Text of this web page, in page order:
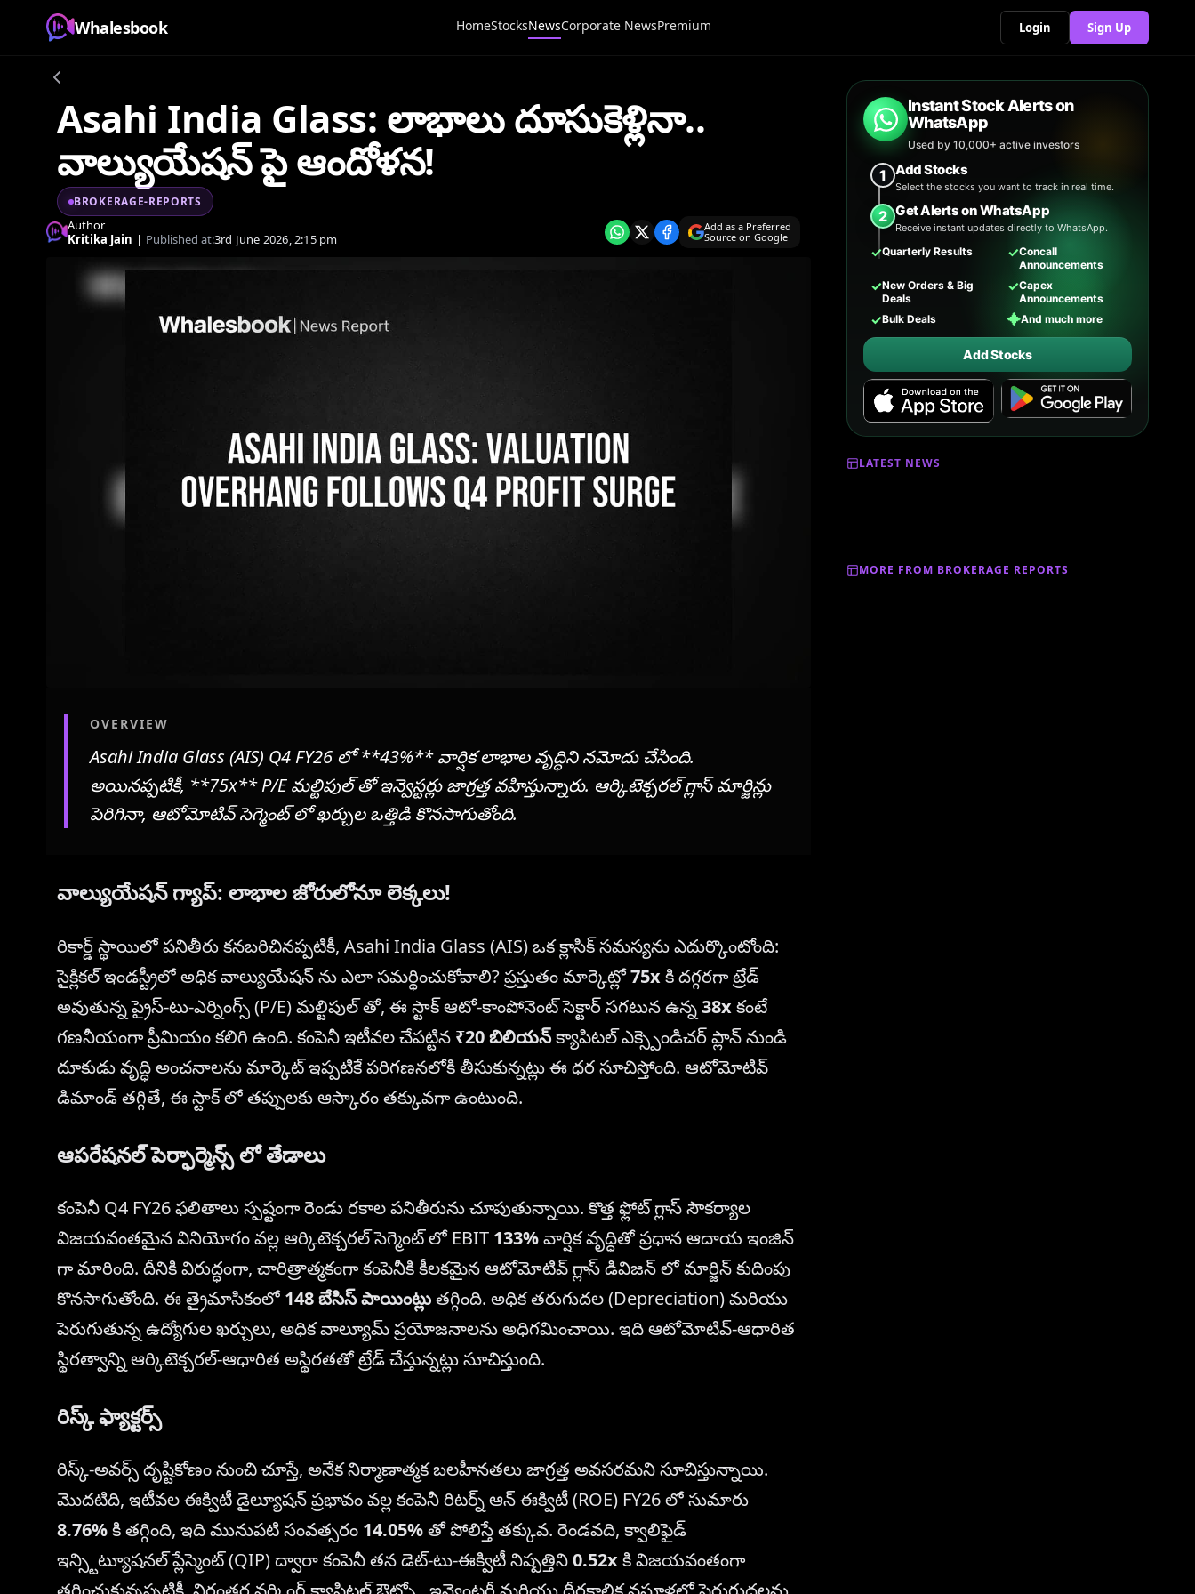
Whalesbook HomeStocksNewsCorporate NewsPremium Login Sign Up
Asahi India Glass: లాభాలు దూసుకెళ్లినా..
వాల్యుయేషన్ పై ఆందోళన!
BROKERAGE-REPORTS
Author
Kritika Jain | Published at:3rd June 2026, 2:15 pm
Add as a Preferred
Source on Google
OVERVIEW
Asahi India Glass (AIS) Q4 FY26 లో **43%** వార్షిక లాభాల వృద్ధిని నమోదు చేసింది.
అయినప్పటికీ, **75x** P/E మల్టిపుల్ తో ఇన్వెస్టర్లు జాగ్రత్త వహిస్తున్నారు. ఆర్కిటెక్చరల్ గ్లాస్ మార్జిన్లు
పెరిగినా, ఆటోమోటివ్ సెగ్మెంట్ లో ఖర్చుల ఒత్తిడి కొనసాగుతోంది.
వాల్యుయేషన్ గ్యాప్: లాభాల జోరులోనూ లెక్కలు!
రికార్డ్ స్థాయిలో పనితీరు కనబరిచినప్పటికీ, Asahi India Glass (AIS) ఒక క్లాసిక్ సమస్యను ఎదుర్కొంటోంది:
సైక్లికల్ ఇండస్ట్రీలో అధిక వాల్యుయేషన్ ను ఎలా సమర్థించుకోవాలి? ప్రస్తుతం మార్కెట్లో75xకి దగ్గరగా ట్రేడ్
అవుతున్న ప్రైస్-టు-ఎర్నింగ్స్ (P/E) మల్టిపుల్ తో, ఈ స్టాక్ ఆటో-కాంపోనెంట్ సెక్టార్ సగటున ఉన్న38xకంటే
గణనీయంగా ప్రీమియం కలిగి ఉంది. కంపెనీ ఇటీవల చేపట్టిన ₹20 బిలియన్క్యాపిటల్ ఎక్స్పెండిచర్ ప్లాన్ నుండి
దూకుడు వృద్ధి అంచనాలను మార్కెట్ ఇప్పటికే పరిగణనలోకి తీసుకున్నట్లు ఈ ధర సూచిస్తోంది. ఆటోమోటివ్
డిమాండ్ తగ్గితే, ఈ స్టాక్ లో తప్పులకు ఆస్కారం తక్కువగా ఉంటుంది.
ఆపరేషనల్ పెర్ఫార్మెన్స్ లో తేడాలు
కంపెనీ Q4 FY26 ఫలితాలు స్పష్టంగా రెండు రకాల పనితీరును చూపుతున్నాయి. కొత్త ఫ్లోట్ గ్లాస్ సౌకర్యాల
విజయవంతమైన వినియోగం వల్ల ఆర్కిటెక్చరల్ సెగ్మెంట్ లో EBIT 133%వార్షిక వృద్ధితో ప్రధాన ఆదాయ ఇంజిన్
గా మారింది. దీనికి విరుద్ధంగా, చారిత్రాత్మకంగా కంపెనీకి కీలకమైన ఆటోమోటివ్ గ్లాస్ డివిజన్ లో మార్జిన్ కుదింపు
కొనసాగుతోంది. ఈ త్రైమాసికంలో148 బేసిస్ పాయింట్లుతగ్గింది. అధిక తరుగుదల (Depreciation) మరియు
పెరుగుతున్న ఉద్యోగుల ఖర్చులు, అధిక వాల్యూమ్ ప్రయోజనాలను అధిగమించాయి. ఇది ఆటోమోటివ్-ఆధారిత
స్థిరత్వాన్ని ఆర్కిటెక్చరల్-ఆధారిత అస్థిరతతో ట్రేడ్ చేస్తున్నట్లు సూచిస్తుంది.
రిస్క్ ఫ్యాక్టర్స్
రిస్క్-అవర్స్ దృష్టికోణం నుంచి చూస్తే, అనేక నిర్మాణాత్మక బలహీనతలు జాగ్రత్త అవసరమని సూచిస్తున్నాయి.
మొదటిది, ఇటీవల ఈక్విటీ డైల్యూషన్ ప్రభావం వల్ల కంపెనీ రిటర్న్ ఆన్ ఈక్విటీ (ROE) FY26 లో సుమారు
8.76%కి తగ్గింది, ఇది మునుపటి సంవత్సరం 14.05%తో పోలిస్తే తక్కువ. రెండవది, క్వాలిఫైడ్
ఇన్స్టిట్యూషనల్ ప్లేస్మెంట్ (QIP) ద్వారా కంపెనీ తన డెట్-టు-ఈక్విటీ నిష్పత్తిని0.52xకి విజయవంతంగా
Instant Stock Alerts on
WhatsApp
Used by 10,000+ active investors
1 Add Stocks
Select the stocks you want to track in real time.
2 Get Alerts on WhatsApp
Receive instant updates directly to WhatsApp.
✓Quarterly Results ✓Concall
Announcements
✓New Orders & Big
Deals
✓Capex
Announcements
✓Bulk Deals ✦And much more
Add Stocks
LATEST NEWS
MORE FROM BROKERAGE REPORTS